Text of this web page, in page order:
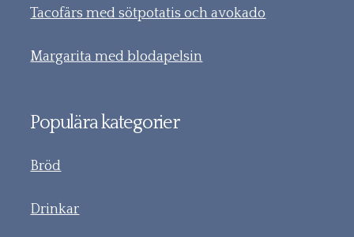
Tacofärs med sötpotatis och avokado
Margarita med blodapelsin
Populära kategorier
Bröd
Drinkar